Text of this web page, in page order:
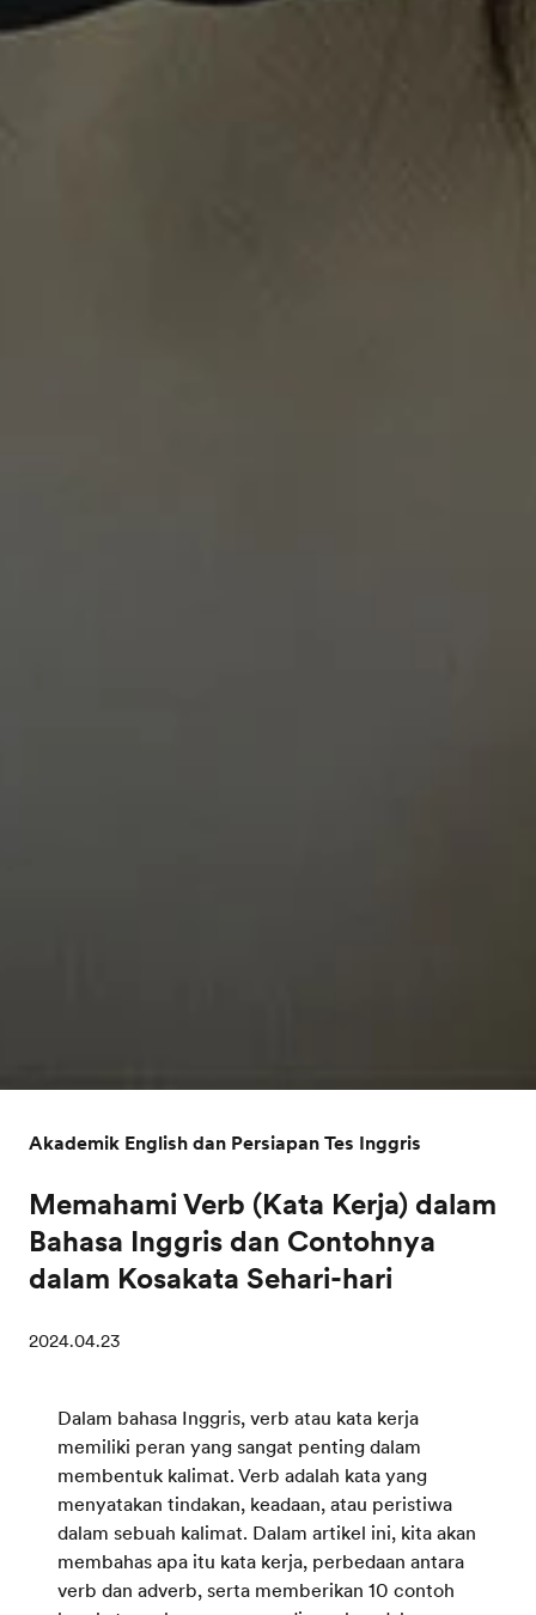
Akademik English dan Persiapan Tes Inggris
Memahami Verb (Kata Kerja) dalam
Bahasa Inggris dan Contohnya
dalam Kosakata Sehari-hari
2024.04.23
Dalam bahasa Inggris, verb atau kata kerja
memiliki peran yang sangat penting dalam
membentuk kalimat. Verb adalah kata yang
menyatakan tindakan, keadaan, atau peristiwa
dalam sebuah kalimat. Dalam artikel ini, kita akan
membahas apa itu kata kerja, perbedaan antara
verb dan adverb, serta memberikan 10 contoh